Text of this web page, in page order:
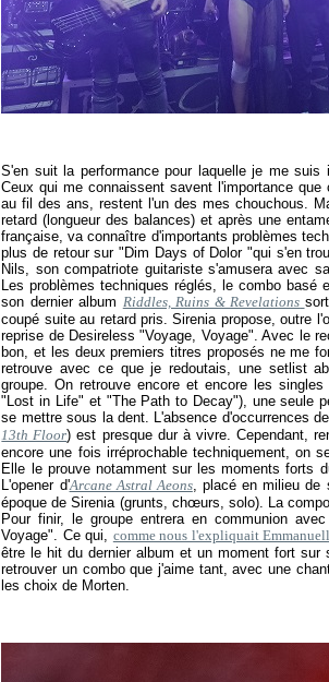
S'en suit la performance pour laquelle je me
Ceux qui me connaissent savent l'importance
au fil des ans, restent l'un des mes chouchous.
retard (longueur des balances) et après une
française, va connaître d'importants problèmes
plus de retour sur "Dim Days of Dolor "qui s'en
Nils, son compatriote guitariste s'amusera avec
Les problèmes techniques réglés, le combo basé
son dernier album Riddles, Ruins & Revelations
coupé suite au retard pris. Sirenia propose, outre
reprise de Desireless "Voyage, Voyage". Avec le
bon, et les deux premiers titres proposés ne me
retrouve avec ce que je redoutais, une setlist
groupe. On retrouve encore et encore les
"Lost in Life" et "The Path to Decay"), une seule
se mettre sous la dent. L'absence d'occurrences
13th Floor) est presque dur à vivre. Cependant,
encore une fois irréprochable techniquement, on
Elle le prouve notamment sur les moments forts
L'opener d'Arcane Astral Aeons, placé en milieu de
époque de Sirenia (grunts, chœurs, solo). La
Pour finir, le groupe entrera en communion
Voyage". Ce qui, comme nous l'expliquait
être le hit du dernier album et un moment fort
retrouver un combo que j'aime tant, avec une
les choix de Morten.